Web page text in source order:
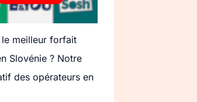
le meilleur forfait
Slovénie ? Notre
des opérateurs en